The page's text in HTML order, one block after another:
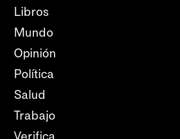
Libros
Mundo
Opinión
Política
Salud
Trabajo